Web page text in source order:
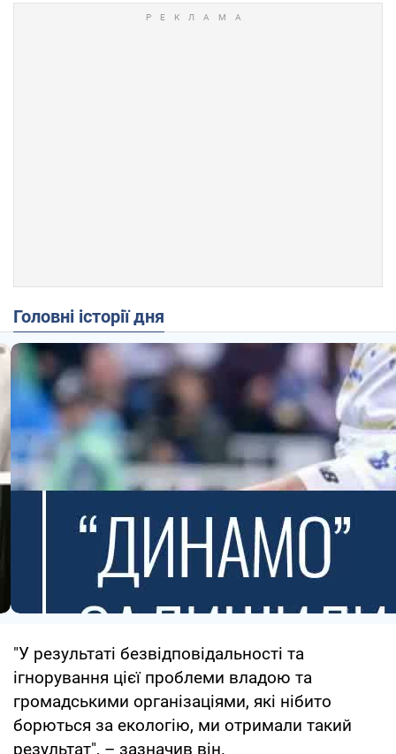
Головні історії дня
"У результаті безвідповідальності та
ігнорування цієї проблеми владою та
громадськими організаціями, які нібито
борються за екологію, ми отримали такий
результат", – зазначив він.